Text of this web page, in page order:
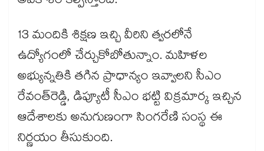
13 మందికి శిక్షణ ఇచ్చి వీరిని త్వరలోనే
ఉద్యోగంలో చేర్చుకోబోతున్నాం. మహిళల
అభ్యున్నతికి తగిన ప్రాధాన్యం ఇవ్వాలని సీఎం
రేవంత్‌‌‌‌‌‌‌‌రెడ్డి, డిప్యూటీ సీఎం భట్టి విక్రమార్క ఇచ్చిన
ఆదేశాలకు అనుగుణంగా సింగరేణి సంస్థ ఈ
నిర్ణయం తీసుకుంది.